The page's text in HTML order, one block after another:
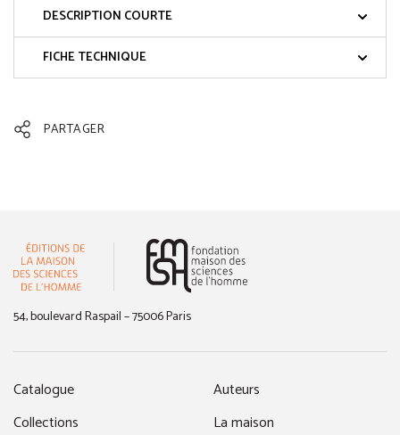
DESCRIPTION COURTE
FICHE TECHNIQUE
PARTAGER
54, boulevard Raspail – 75006 Paris
Catalogue
Collections
Auteurs
La maison